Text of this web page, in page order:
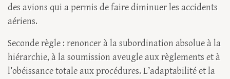
des avions qui a permis de faire diminuer les accidents
aériens.
Seconde règle : renoncer à la subordination absolue à la
hiérarchie, à la soumission aveugle aux règlements et à
l’obéissance totale aux procédures. L’adaptabilité et la